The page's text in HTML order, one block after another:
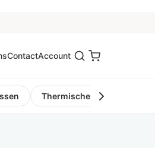
ContactAccount
Thermische Kassa- en